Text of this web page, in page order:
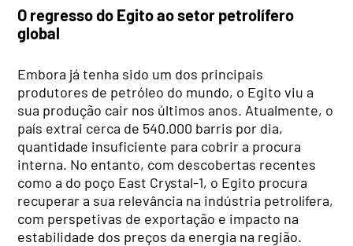
O regresso do Egito ao setor petrolífero
global
Embora já tenha sido um dos principais
produtores de petróleo do mundo, o Egito viu a
sua produção cair nos últimos anos. Atualmente, o
país extrai cerca de 540.000 barris por dia,
quantidade insuficiente para cobrir a procura
interna. No entanto, com descobertas recentes
como a do poço East Crystal-1, o Egito procura
recuperar a sua relevância na indústria petrolífera,
com perspetivas de exportação e impacto na
estabilidade dos preços da energia na região.